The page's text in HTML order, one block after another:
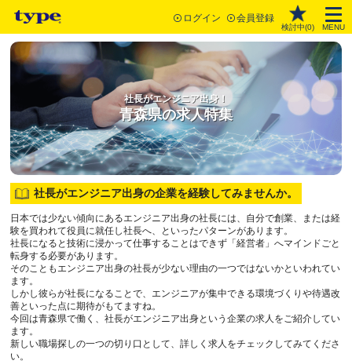
ログイン 会員登録
検討中(0) MENU
社長がエンジニア出身！
青森県の求人特集
社長がエンジニア出身の企業を経験してみませんか。
日本では少ない傾向にあるエンジニア出身の社長には、自分で創業、または経
験を買われて役員に就任し社長へ、といったパターンがあります。
社長になると技術に浸かって仕事することはできず「経営者」へマインドごと
転身する必要があります。
そのこともエンジニア出身の社長が少ない理由の一つではないかといわれてい
ます。
しかし彼らが社長になることで、エンジニアが集中できる環境づくりや待遇改
善といった点に期待がもてますね。
今回は青森県で働く、社長がエンジニア出身という企業の求人をご紹介してい
ます。
新しい職場探しの一つの切り口として、詳しく求人をチェックしてみてくださ
い。